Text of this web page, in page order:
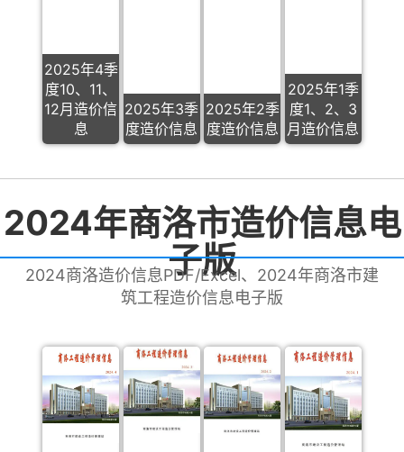
2025年4季
度10、11、
12月造价信
息
2025年3季
度造价信息
2025年2季
度造价信息
2025年1季
度1、2、3
月造价信息
2024年商洛市造价信息电
子版
2024商洛造价信息PDF/Excel、2024年商洛市建
筑工程造价信息电子版